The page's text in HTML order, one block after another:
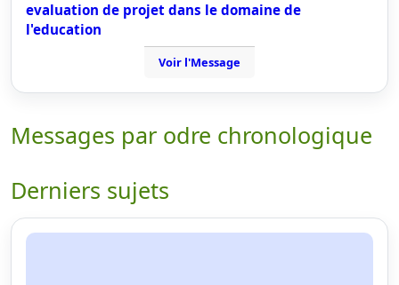
evaluation de projet dans le domaine de
l'education
Voir l'Message
Messages par odre chronologique
Derniers sujets